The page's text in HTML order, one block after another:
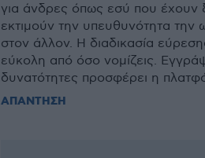
για άνδρες όπως εσύ που έχουν
εκτιμούν την υπευθυνότητα την
στον άλλον. Η διαδικασία
εύκολη από όσο νομίζεις.
δυνατότητες προσφέρει η
ΑΠΑΝΤΗΣΗ